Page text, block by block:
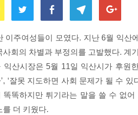
이주여성들이 모였다. 지난 6월 익산
사회의 차별과 부정의를 고발했다. 계
익산시장은 5월 11일 익산시가 후원
‘잘못 지도하면 사회 문제가 될 수
똑똑하지만 튀기라는 말을 쓸 수 없
를 더 키웠다.